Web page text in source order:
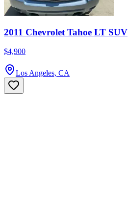
2011 Chevrolet Tahoe LT SUV
$4,900
Los Angeles, CA